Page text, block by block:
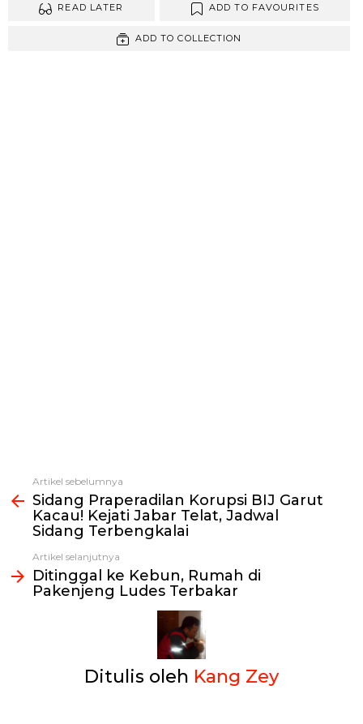
READ LATER ADD TO FAVOURITES
ADD TO COLLECTION
Lihat
selengkapnya
Artikel sebelumnya
Sidang Praperadilan Korupsi BIJ Garut
Kacau! Kejati Jabar Telat, Jadwal
Sidang Terbengkalai
Artikel selanjutnya
Ditinggal ke Kebun, Rumah di
Pakenjeng Ludes Terbakar
Ditulis oleh Kang Zey